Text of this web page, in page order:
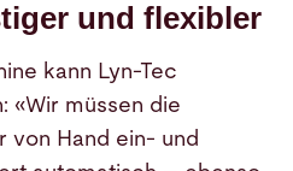
und flexibler
kann Lyn-Tec
«Wir müssen die
von Hand ein- und